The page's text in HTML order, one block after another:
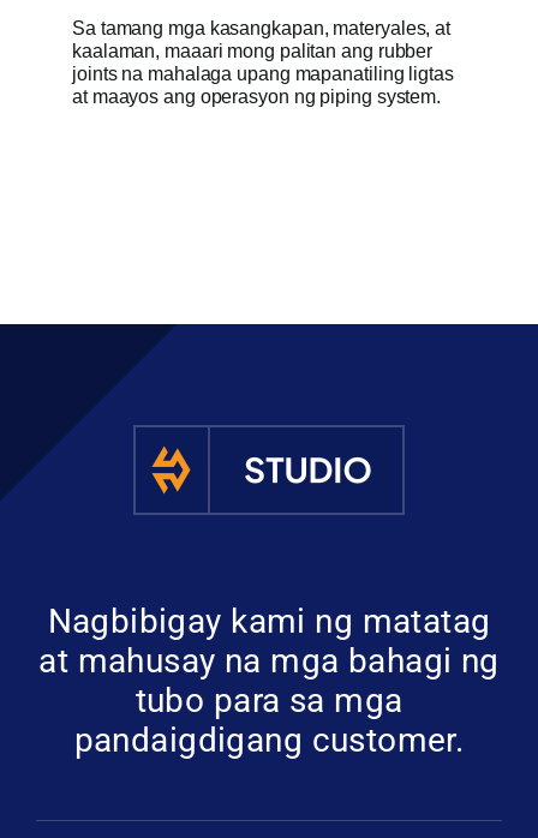
Sa tamang mga kasangkapan, materyales, at
kaalaman, maaari mong palitan ang rubber
joints na mahalaga upang mapanatiling ligtas
at maayos ang operasyon ng piping system.
Nagbibigay kami ng matatag
at mahusay na mga bahagi ng
tubo para sa mga
pandaigdigang customer.